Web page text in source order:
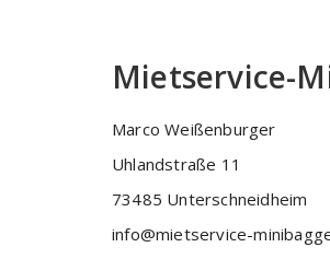
Mietservice-
Marco Weißenburger
Uhlandstraße 11
73485 Unterschneidheim
info@mietservice-